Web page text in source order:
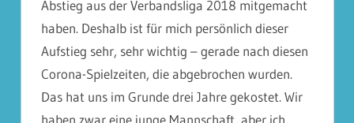
Abstieg aus der Verbandsliga 2018 mitgemacht
haben. Deshalb ist für mich persönlich dieser
Aufstieg sehr, sehr wichtig – gerade nach diesen
Corona-Spielzeiten, die abgebrochen wurden.
Das hat uns im Grunde drei Jahre gekostet. Wir
haben zwar eine junge Mannschaft, aber ich